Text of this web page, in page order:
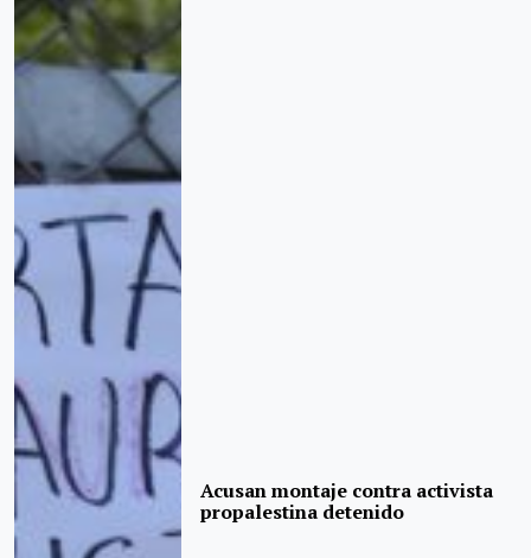
Acusan montaje contra activista
propalestina detenido